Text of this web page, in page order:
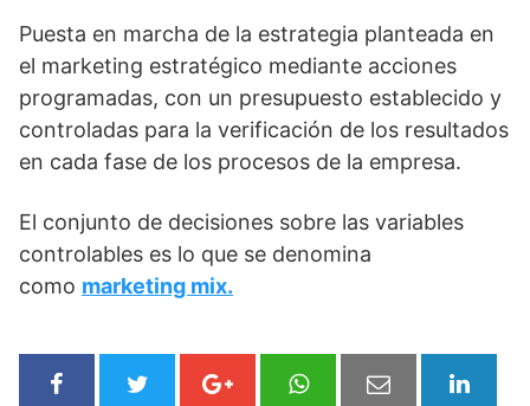
Puesta en marcha de la estrategia planteada en
el marketing estratégico mediante acciones
programadas, con un presupuesto establecido y
controladas para la verificación de los resultados
en cada fase de los procesos de la empresa.
El conjunto de decisiones sobre las variables
controlables es lo que se denomina
como marketing mix.